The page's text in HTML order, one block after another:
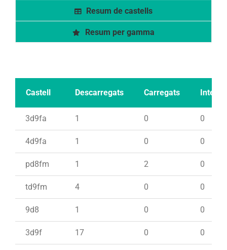
Resum de castells
Resum per gamma
Castell Descarregats Carregats Intents
3d9fa 1 0 0
4d9fa 1 0 0
pd8fm 1 2 0
td9fm 4 0 0
9d8 1 0 0
3d9f 17 0 0